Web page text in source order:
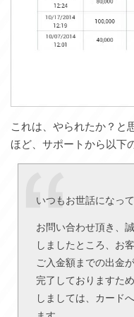
これは、やられたか？と
ほど、サポートから以下
いつもお世話になっ
お問い合わせ頂き、
しましたところ、お
ご入金額までの出金が
完了しておりますた
しましては、カード